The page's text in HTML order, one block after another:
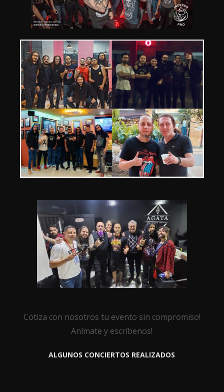
Cotiza con nosotros tu evento sin compromiso!
Anímate y escríbenos!
ALGUNOS CONCIERTOS REALIZADOS